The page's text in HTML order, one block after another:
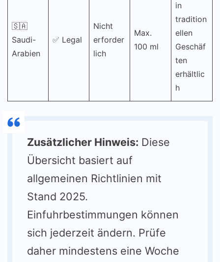
🇸🇦
Saudi-
Arabien
✅ Legal
Nicht
erforder
lich
Max.
100 ml
in
tradition
ellen
Geschäf
ten
erhältlic
h
Zusätzlicher Hinweis: Diese
Übersicht basiert auf
allgemeinen Richtlinien mit
Stand 2025.
Einfuhrbestimmungen können
sich jederzeit ändern. Prüfe
daher mindestens eine Woche